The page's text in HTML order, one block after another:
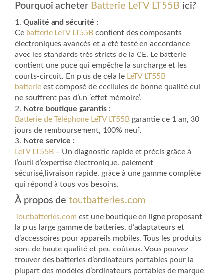
Pourquoi acheter Batterie LeTV LT55B ici?
1. Qualité and sécurité :
Ce batterie LeTV LT55B contient des composants
électroniques avancés et a été testé en accordance
avec les standards très stricts de la CE. Le batterie
contient une puce qui empêche la surcharge et les
courts-circuit. En plus de cela le LeTV LT55B
batterie est composé de ccellules de bonne qualité qui
ne souffrent pas d’un ‘effet mémoire’.
2. Notre boutique garantis :
Batterie de Téléphone LeTV LT55B garantie de 1 an, 30
jours de remboursement, 100% neuf.
3. Notre service :
LeTV LT55B – Un diagnostic rapide et précis grâce à
l’outil d’expertise électronique. paiement
sécurisé,livraison rapide. grâce à une gamme complète
qui répond à tous vos besoins.
À propos de toutbatteries.com
Toutbatteries.com est une boutique en ligne proposant
la plus large gamme de batteries, d’adaptateurs et
d’accessoires pour appareils mobiles. Tous les produits
sont de haute qualité et peu coûteux. Vous pouvez
trouver des batteries d’ordinateurs portables pour la
plupart des modèles d’ordinateurs portables de marque